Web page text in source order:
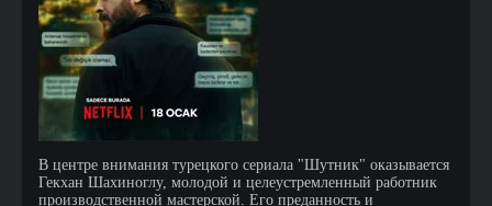
В центре внимания турецкого сериала "Шутник" оказывается
Гекхан Шахиноглу, молодой и целеустремленный работник
производственной мастерской. Его преданность и